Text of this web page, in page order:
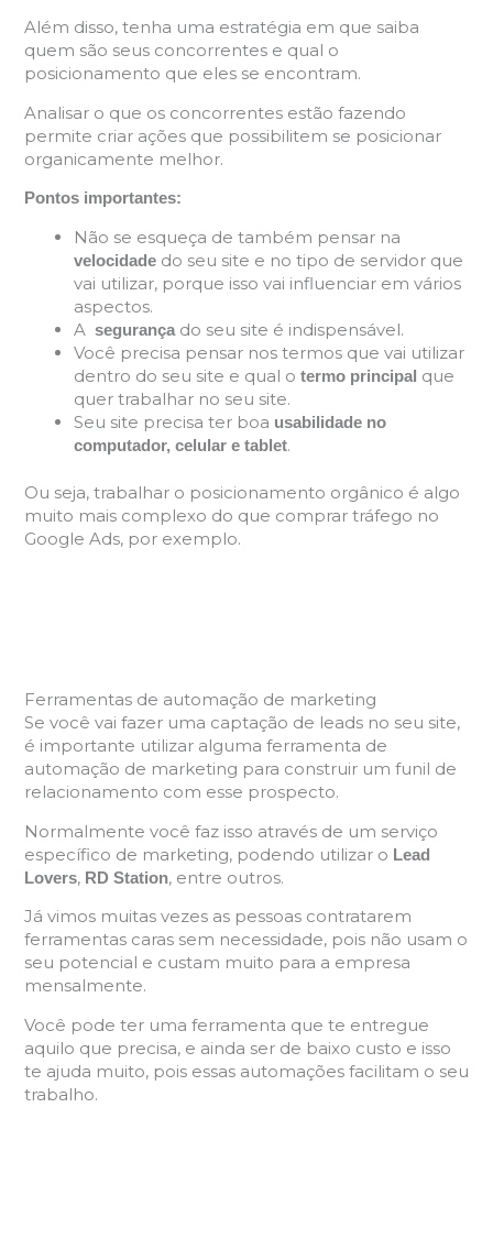
Além disso, tenha uma estratégia em que saiba
quem são seus concorrentes e qual o
posicionamento que eles se encontram.
Analisar o que os concorrentes estão fazendo
permite criar ações que possibilitem se posicionar
organicamente melhor.
Pontos importantes:
Não se esqueça de também pensar na
velocidade do seu site e no tipo de servidor que
vai utilizar, porque isso vai influenciar em vários
aspectos.
A segurançado seu site é indispensável.
Você precisa pensar nos termos que vai utilizar
dentro do seu site e qual o termo principal que
quer trabalhar no seu site.
Seu site precisa ter boa usabilidade no
computador, celular e tablet.
Ou seja, trabalhar o posicionamento orgânico é algo
muito mais complexo do que comprar tráfego no
Google Ads, por exemplo.
Ferramentas de automação de marketing
Se você vai fazer uma captação de leads no seu site,
é importante utilizar alguma ferramenta de
automação de marketing para construir um funil de
relacionamento com esse prospecto.
Normalmente você faz isso através de um serviço
específico de marketing, podendo utilizar o Lead
Lovers, RD Station, entre outros.
Já vimos muitas vezes as pessoas contratarem
ferramentas caras sem necessidade, pois não usam o
seu potencial e custam muito para a empresa
mensalmente.
Você pode ter uma ferramenta que te entregue
aquilo que precisa, e ainda ser de baixo custo e isso
te ajuda muito, pois essas automações facilitam o seu
trabalho.